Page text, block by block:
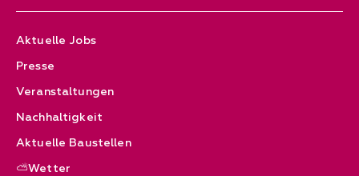
Aktuelle Jobs
Presse
Veranstaltungen
Nachhaltigkeit
Aktuelle Baustellen
⛅Wetter